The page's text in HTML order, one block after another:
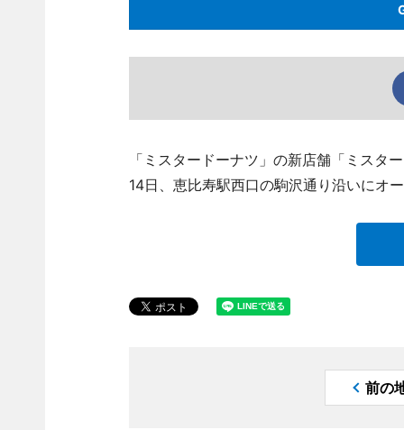
「ミスタードーナツ」の新店舗「ミスタ
14日、恵比寿駅西口の駒沢通り沿いにオ
前の